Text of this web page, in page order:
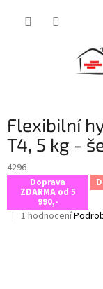
Flexibilní
T4, 5 kg -
4296
Doprava
ZDARMA od 5
990,-
Průměrné
1 hodnocení